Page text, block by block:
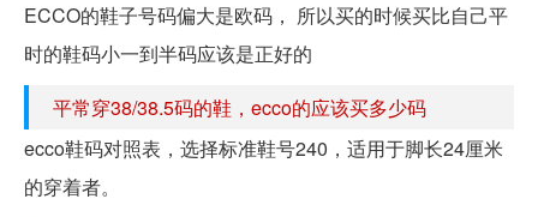
ECCO的鞋子号码偏大是欧码， 所以买的时候买比自己平
时的鞋码小一到半码应该是正好的
平常穿38/38.5码的鞋，ecco的应该买多少码
ecco鞋码对照表，选择标准鞋号240，适用于脚长24厘米
的穿着者。